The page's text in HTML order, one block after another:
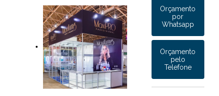
Orçamento
por
Whatsapp
Orçamento
pelo
Telefone